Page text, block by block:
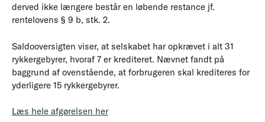
derved ikke længere består en løbende restance jf.
rentelovens § 9 b, stk. 2.
Saldooversigten viser, at selskabet har opkrævet i alt 31
rykkergebyrer, hvoraf 7 er krediteret. Nævnet fandt på
baggrund af ovenstående, at forbrugeren skal krediteres for
yderligere 15 rykkergebyrer.
Læs hele afgørelsen her